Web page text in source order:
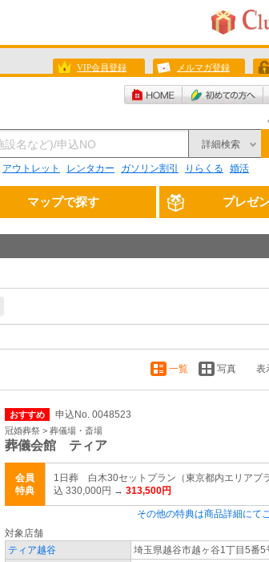
VIP会員登録 メルマガ登録
詳細検索
アウトレット レンタカー ガソリン割引 りらくる 婚活
マップで探す プレゼ
一覧 写真 表
おすすめ 申込No. 0048523
冠婚葬祭 > 葬儀場・斎場
葬儀会館 ティア
会員
特典
1日葬 白木30セットプラン（東京都内エリアプ
込 330,000円 → 313,500円
その他の特典は商品詳細にて
対象店舗
ティア越谷
埼玉県越谷市越ヶ谷1丁目5番5